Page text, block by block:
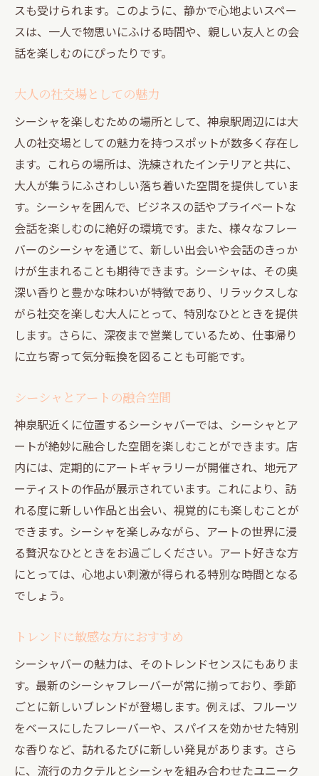
スも受けられます。このように、静かで心地よいスペー
スは、一人で物思いにふける時間や、親しい友人との会
話を楽しむのにぴったりです。
大人の社交場としての魅力
シーシャを楽しむための場所として、神泉駅周辺には大
人の社交場としての魅力を持つスポットが数多く存在し
ます。これらの場所は、洗練されたインテリアと共に、
大人が集うにふさわしい落ち着いた空間を提供していま
す。シーシャを囲んで、ビジネスの話やプライベートな
会話を楽しむのに絶好の環境です。また、様々なフレー
バーのシーシャを通じて、新しい出会いや会話のきっか
けが生まれることも期待できます。シーシャは、その奥
深い香りと豊かな味わいが特徴であり、リラックスしな
がら社交を楽しむ大人にとって、特別なひとときを提供
します。さらに、深夜まで営業しているため、仕事帰り
に立ち寄って気分転換を図ることも可能です。
シーシャとアートの融合空間
神泉駅近くに位置するシーシャバーでは、シーシャとア
ートが絶妙に融合した空間を楽しむことができます。店
内には、定期的にアートギャラリーが開催され、地元ア
ーティストの作品が展示されています。これにより、訪
れる度に新しい作品と出会い、視覚的にも楽しむことが
できます。シーシャを楽しみながら、アートの世界に浸
る贅沢なひとときをお過ごしください。アート好きな方
にとっては、心地よい刺激が得られる特別な時間となる
でしょう。
トレンドに敏感な方におすすめ
シーシャバーの魅力は、そのトレンドセンスにもありま
す。最新のシーシャフレーバーが常に揃っており、季節
ごとに新しいブレンドが登場します。例えば、フルーツ
をベースにしたフレーバーや、スパイスを効かせた特別
な香りなど、訪れるたびに新しい発見があります。さら
に、流行のカクテルとシーシャを組み合わせたユニーク